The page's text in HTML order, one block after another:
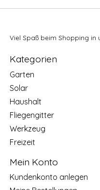
Viel Spaß beim Shopping in
Kategorien
Garten
Solar
Haushalt
Fliegengitter
Werkzeug
Freizeit
Mein Konto
Kundenkonto anlegen